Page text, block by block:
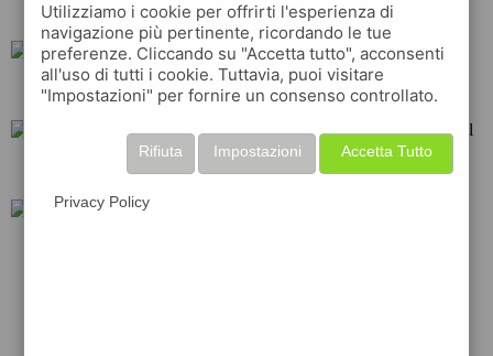
ip erg esso
total eni q8
tamoil
Utilizziamo i cookie per offrirti l'esperienza di
navigazione più pertinente, ricordando le tue
preferenze. Cliccando su "Accetta tutto", acconsenti
all'uso di tutti i cookie. Tuttavia, puoi visitare
"Impostazioni" per fornire un consenso controllato.
Accetta Tutto
Impostazioni
Rifiuta
Privacy Policy